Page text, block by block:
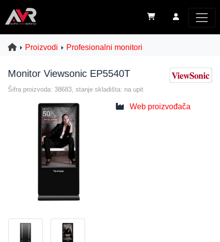
Proizvodi Profesionalni monitori
Monitor Viewsonic EP5540T
Šifra proizvoda: 38683, stanje skladišta: na upit
Web proizvođača